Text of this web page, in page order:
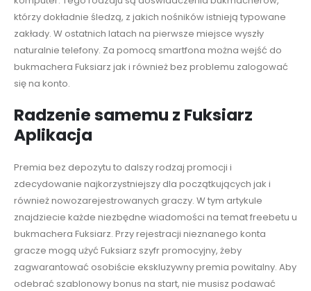
którzy dokładnie śledzą, z jakich nośników istnieją typowane
zakłady. W ostatnich latach na pierwsze miejsce wyszły
naturalnie telefony. Za pomocą smartfona można wejść do
bukmachera Fuksiarz jak i również bez problemu zalogować
się na konto.
Radzenie samemu z Fuksiarz
Aplikacja
Premia bez depozytu to dalszy rodzaj promocji i
zdecydowanie najkorzystniejszy dla początkujących jak i
również nowozarejestrowanych graczy. W tym artykule
znajdziecie każde niezbędne wiadomości na temat freebetu u
bukmachera Fuksiarz. Przy rejestracji nieznanego konta
gracze mogą użyć Fuksiarz szyfr promocyjny, żeby
zagwarantować osobiście ekskluzywny premia powitalny. Aby
odebrać szablonowy bonus na start, nie musisz podawać